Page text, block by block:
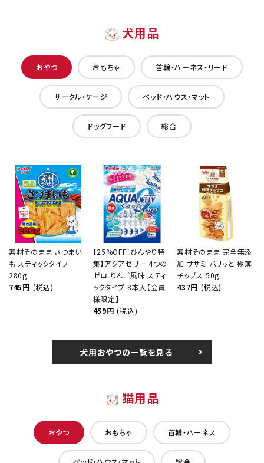
犬用品
おやつ おもちゃ 首輪・ハーネス・リード
サークル・ケージ ベッド・ハウス・マット
ドッグフード 総合
素材そのまま さつまい
も スティックタイプ
280g
745円 (税込)
【25%OFF！ひんやり特
集】アクアゼリー 4つの
ゼロ りんご風味 スティ
ックタイプ 8本入【会員
様限定】
459円 (税込)
素材そのまま 完全無添
加 ササミ パリッと 極薄
チップス 50g
437円 (税込)
犬用おやつの一覧を見る
猫用品
おやつ おもちゃ 首輪・ハーネス